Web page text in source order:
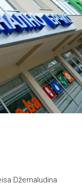
Džemaludina